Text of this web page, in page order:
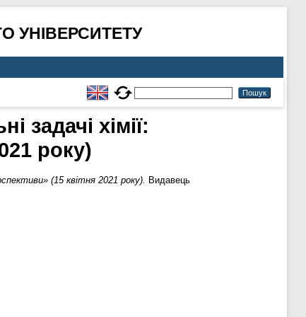
УНІВЕРСИТЕТУ
задачі хімії:
року)
(15 квітня 2021 року). Видавець